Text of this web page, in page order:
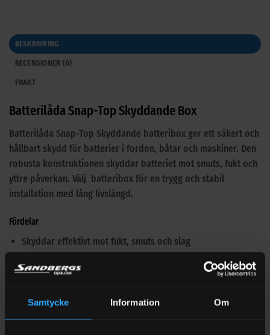
Samtycke Information Om
BESKRIVNING
RECENSIONER (0)
FRAKT
Batterilåda Snap-Top Skyddande Box
Batterilåda Snap-Top Skyddande batteribox ger ett säkert och
hållbart skydd för batterier i fordon, båtar och maskiner. Den
robusta konstruktionen skyddar batteriet mot smuts, fukt och
yttre påverkan. Välj batteribox för en trygg och stabil
installation med lång livslängd.
Fördelar
Skyddar effektivt mot fukt, smuts och slag
Snap-Top-lock som ger snabb och säker åtkomst
Slagtålig plast ger hög hållbarhet